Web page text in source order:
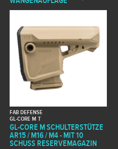
FAB DEFENSE
GL-CORE M T
GL-CORE M SCHULTERSTÜTZE
AR15 / M16 / M4 - MIT 10
SCHUSS RESERVEMAGAZIN